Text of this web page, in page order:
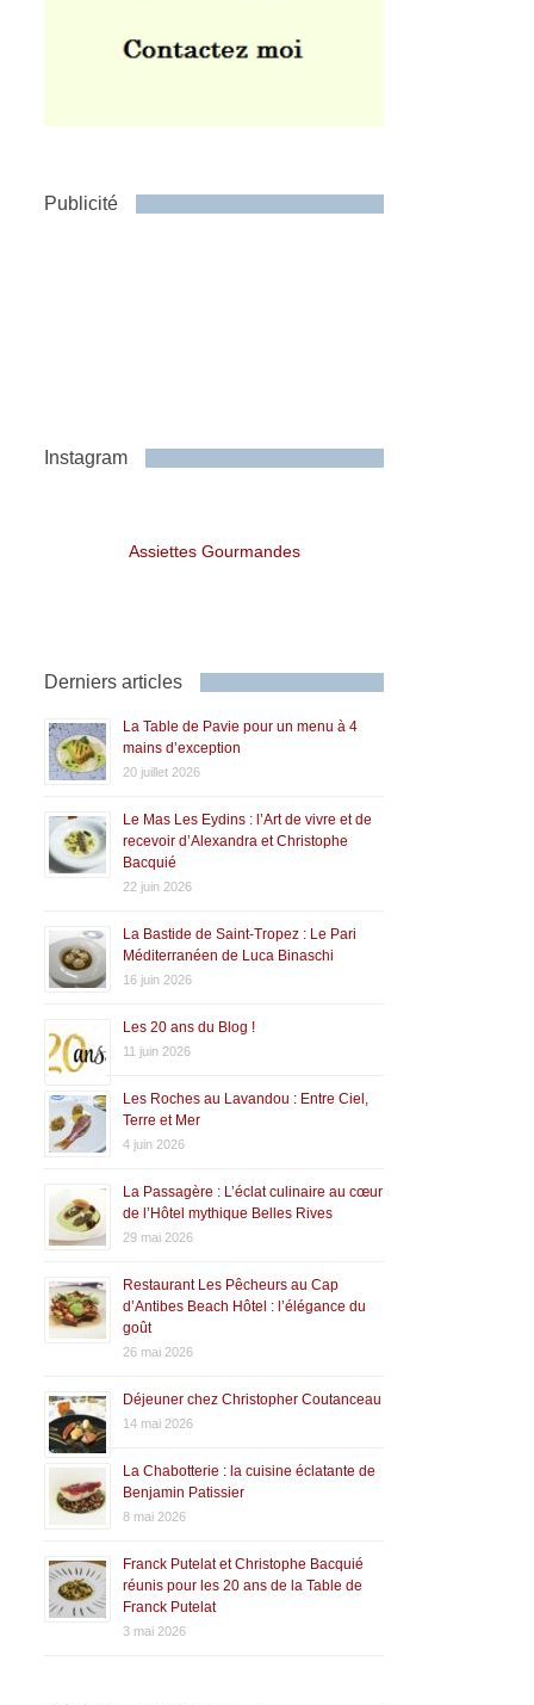
Publicité
Instagram
Assiettes Gourmandes
Derniers articles
La Table de Pavie pour un menu à 4
mains d’exception
20 juillet 2026
Le Mas Les Eydins : l’Art de vivre et de
recevoir d’Alexandra et Christophe
Bacquié
22 juin 2026
La Bastide de Saint-Tropez : Le Pari
Méditerranéen de Luca Binaschi
16 juin 2026
Les 20 ans du Blog !
11 juin 2026
Les Roches au Lavandou : Entre Ciel,
Terre et Mer
4 juin 2026
La Passagère : L’éclat culinaire au cœur
de l’Hôtel mythique Belles Rives
29 mai 2026
Restaurant Les Pêcheurs au Cap
d’Antibes Beach Hôtel : l’élégance du
goût
26 mai 2026
Déjeuner chez Christopher Coutanceau
14 mai 2026
La Chabotterie : la cuisine éclatante de
Benjamin Patissier
8 mai 2026
Franck Putelat et Christophe Bacquié
réunis pour les 20 ans de la Table de
Franck Putelat
3 mai 2026